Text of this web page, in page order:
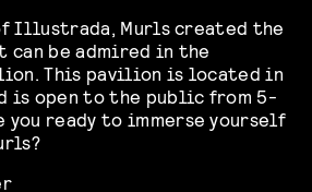
Illustrada, Murls created the
be admired in the
This pavilion is located in
is open to the public from 5-
you ready to immerse yourself